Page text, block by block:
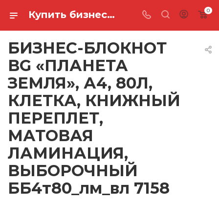
Купить бизнес-блокнот bg «планета земля», а4, 80л, клетка, книжный переплет, матовая ламинация, выборочный ББ4т80_лм_вл 7158 в Ростове-на-Дону 0
БИЗНЕС-БЛОКНОТ
BG «ПЛАНЕТА
ЗЕМЛЯ», А4, 80Л,
КЛЕТКА, КНИЖНЫЙ
ПЕРЕПЛЕТ,
МАТОВАЯ
ЛАМИНАЦИЯ,
ВЫБОРОЧНЫЙ
ББ4т80_лм_вл 7158